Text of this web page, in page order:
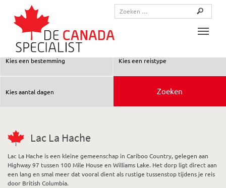
Lac La Hache
Lac La Hache is een kleine gemeenschap in Cariboo Country, gelegen aan
Highway 97 tussen 100 Mile House en Williams Lake. Het dorp ligt direct aan
een lang en smal meer dat vooral dient als rustige tussenstop tijdens je reis
door British Columbia.